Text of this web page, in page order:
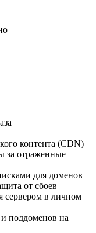
контента (CDN)
за отраженные
для доменов
от сбоев
сервером в личном
поддоменов на